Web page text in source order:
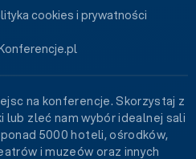
cookies i prywatności
na konferencje. Skorzystaj z
lub zleć nam wybór idealnej sali
5000 hoteli, ośrodków,
i muzeów oraz innych